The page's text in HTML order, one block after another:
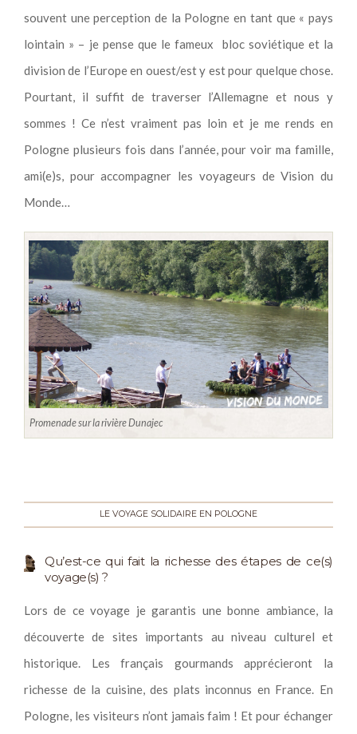
souvent une perception de la Pologne en tant que « pays
lointain » – je pense que le fameux bloc soviétique et la
division de l’Europe en ouest/est y est pour quelque chose.
Pourtant, il suffit de traverser l’Allemagne et nous y
sommes ! Ce n’est vraiment pas loin et je me rends en
Pologne plusieurs fois dans l’année, pour voir ma famille,
ami(e)s, pour accompagner les voyageurs de Vision du
Monde…
Promenade sur la rivière Dunajec
LE VOYAGE SOLIDAIRE EN POLOGNE
Qu’est-ce qui fait la richesse des étapes de ce(s)
voyage(s) ?
Lors de ce voyage je garantis une bonne ambiance, la
découverte de sites importants au niveau culturel et
historique. Les français gourmands apprécieront la
richesse de la cuisine, des plats inconnus en France. En
Pologne, les visiteurs n’ont jamais faim ! Et pour échanger